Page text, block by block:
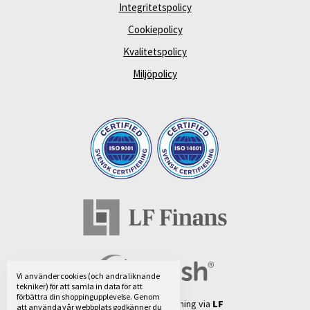
Integritetspolicy
Cookiepolicy
Kvalitetspolicy
Miljöpolicy
Vi använder oss av fakturabetalning via LF
Vi använder cookies (och andra liknande
tekniker) för att samla in data för att
förbättra din shoppingupplevelse. Genom
att använda vår webbplats godkänner du